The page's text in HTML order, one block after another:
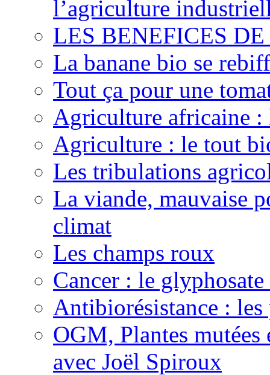
l’agriculture
LES BENEFICES DE
La banane bio se
Tout ça pour une
Agriculture africaine :
Agriculture : le tout
Les tribulations
La viande, mauvaise
climat
Les champs roux
Cancer : le
Antibiorésistance : les
OGM, Plantes
avec Joël Spiroux